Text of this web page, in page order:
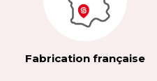
Fabrication française